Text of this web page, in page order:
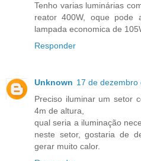
Tenho varias luminárias
reator 400W, oque pode
lampada economica de
Responder
Unknown 17 de dezembro
Preciso iluminar um setor
4m de altura,
qual seria a iluminação
neste setor, gostaria de
gerar muito calor.